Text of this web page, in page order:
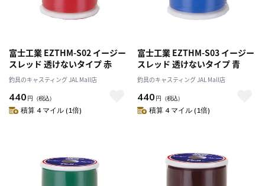
富士工業 EZTHM-S02 イージー
スレッド 透けないタイプ 赤
釣具のキャスティング JAL Mall店
440 円 （税込）
積算 4 マイル (1倍)
富士工業 EZTHM-S03 イージー
スレッド 透けないタイプ 青
釣具のキャスティング JAL Mall店
440 円 （税込）
積算 4 マイル (1倍)